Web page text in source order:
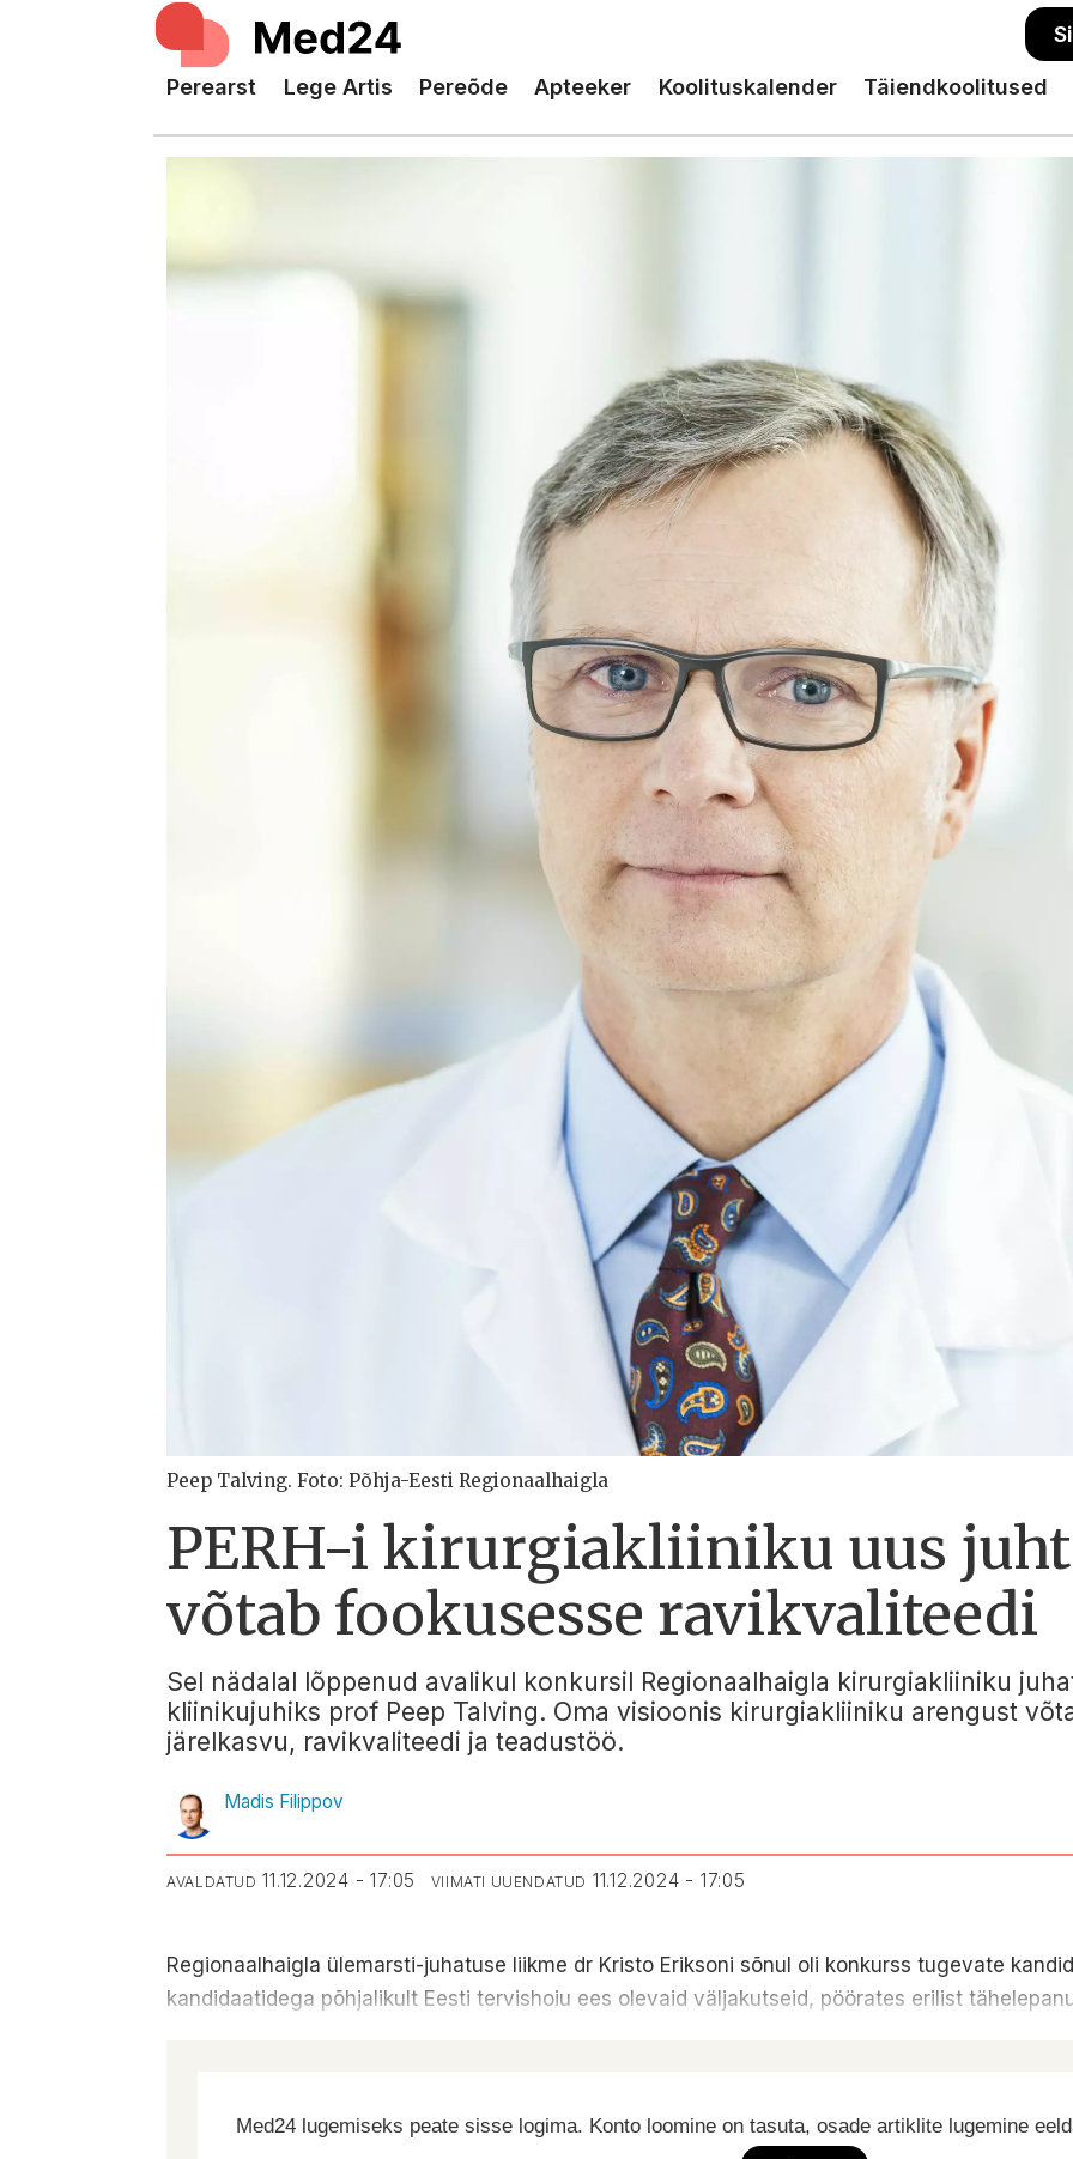
Perearst Lege Artis Pereõde Apteeker Koolituskalender Täiendkoolitused
Peep Talving. Foto: Põhja-Eesti Regionaalhaigla
PERH-i kirurgiakliiniku uus juht
võtab fookusesse ravikvaliteedi
Sel nädalal lõppenud avalikul konkursil Regionaalhaigla kirurgiakliiniku
kliinikujuhiks prof Peep Talving. Oma visioonis kirurgiakliiniku arengust
järelkasvu, ravikvaliteedi ja teadustöö.
Madis Filippov
AVALDATUD 11.12.2024 - 17:05 VIIMATI UUENDATUD 11.12.2024 - 17:05
Regionaalhaigla ülemarsti-juhatuse liikme dr Kristo Eriksoni sõnul oli konkurss tugevate
kandidaatidega põhjalikult Eesti tervishoiu ees olevaid väljakutseid, pöörates erilist
Med24 lugemiseks peate sisse logima. Konto loomine on tasuta, osade artiklite lugemine